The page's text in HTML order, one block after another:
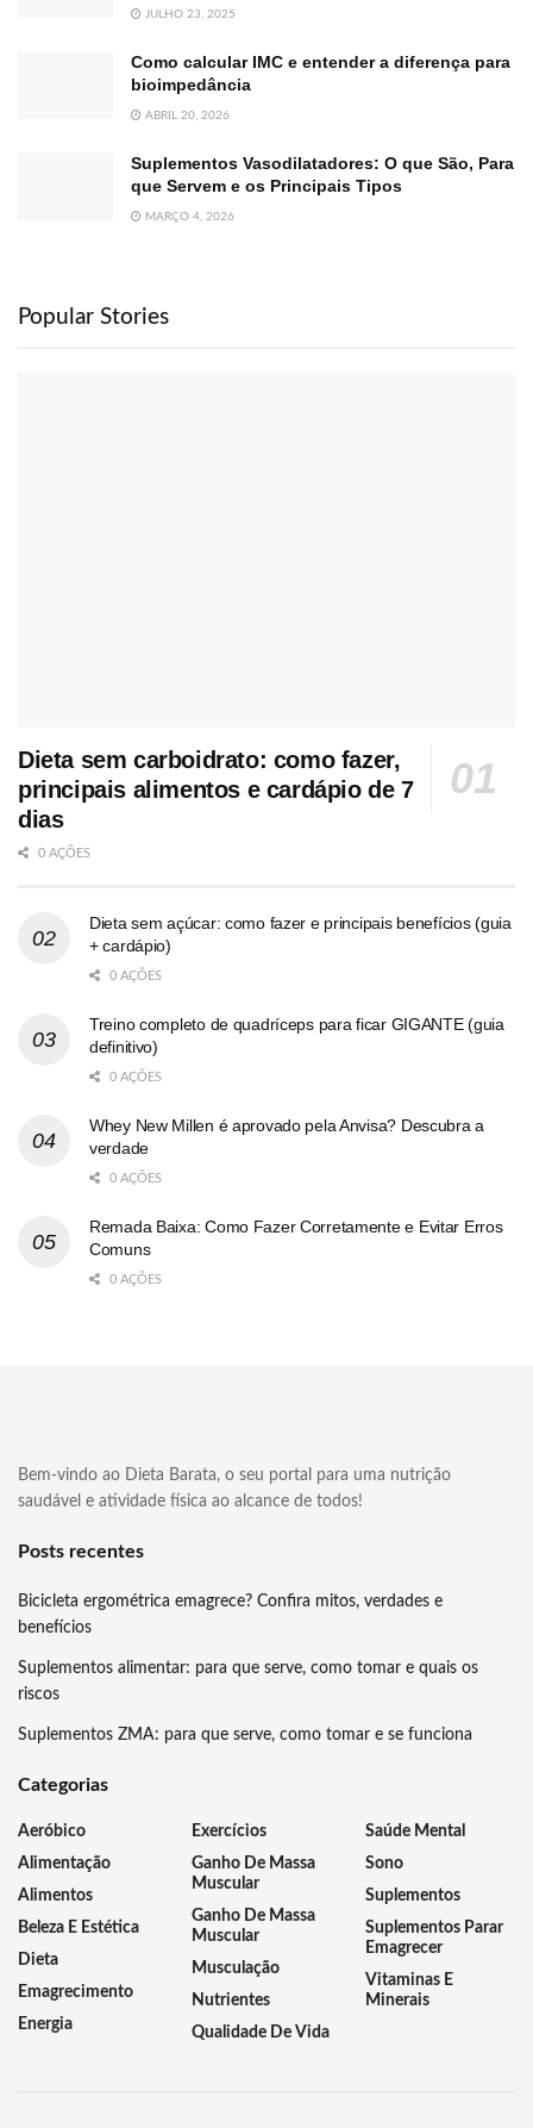
JULHO 23, 2025
Como calcular IMC e entender a diferença para
bioimpedância
ABRIL 20, 2026
Suplementos Vasodilatadores: O que São, Para
que Servem e os Principais Tipos
MARÇO 4, 2026
Popular Stories
Dieta sem carboidrato: como fazer,
principais alimentos e cardápio de 7
dias
0 AÇÕES
Dieta sem açúcar: como fazer e principais benefícios (guia
+ cardápio)
0 AÇÕES
Treino completo de quadríceps para ficar GIGANTE (guia
definitivo)
0 AÇÕES
Whey New Millen é aprovado pela Anvisa? Descubra a
verdade
0 AÇÕES
Remada Baixa: Como Fazer Corretamente e Evitar Erros
Comuns
0 AÇÕES
Bem-vindo ao Dieta Barata, o seu portal para uma nutrição
saudável e atividade física ao alcance de todos!
Posts recentes
Bicicleta ergométrica emagrece? Confira mitos, verdades e
benefícios
Suplementos alimentar: para que serve, como tomar e quais os
riscos
Suplementos ZMA: para que serve, como tomar e se funciona
Categorias
Aeróbico
Alimentação
Alimentos
Beleza E Estética
Dieta
Emagrecimento
Energia
Exercícios
Ganho De Massa
Muscular
Ganho De Massa
Muscular
Musculação
Nutrientes
Qualidade De Vida
Saúde Mental
Sono
Suplementos
Suplementos Parar
Emagrecer
Vitaminas E
Minerais